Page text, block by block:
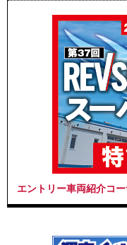
エントリー車両紹介コ